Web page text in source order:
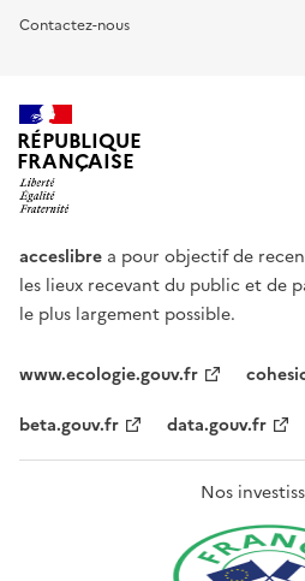
Contactez-nous
RÉPUBLIQUE
FRANÇAISE
acceslibre a pour objectif de
les lieux recevant du public et de
le plus largement possible.
www.ecologie.gouv.fr
beta.gouv.fr
data.gouv.fr
Nos